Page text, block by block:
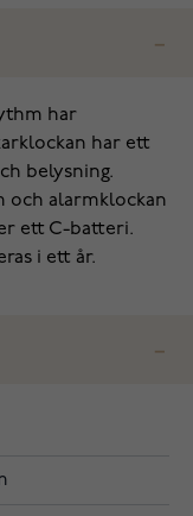
har
har ett
belysning.
och alarmklockan
ett C-batteri.
i ett år.